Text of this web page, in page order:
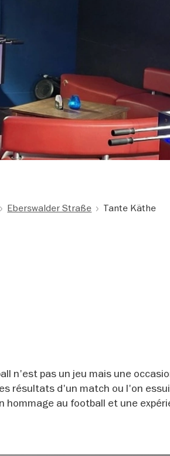
Eberswalder Straße Tante Käthe
n'est pas un jeu mais une
résultats d'un match ou l'on
hommage au football et une